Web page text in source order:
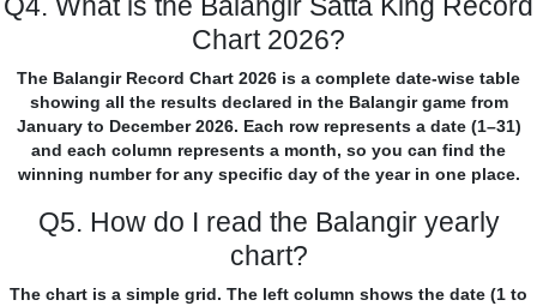
Q4. What is the Balangir Satta King Record
Chart 2026?
The Balangir Record Chart 2026 is a complete date-wise table
showing all the results declared in the Balangir game from
January to December 2026. Each row represents a date (1–31)
and each column represents a month, so you can find the
winning number for any specific day of the year in one place.
Q5. How do I read the Balangir yearly
chart?
The chart is a simple grid. The left column shows the date (1 to